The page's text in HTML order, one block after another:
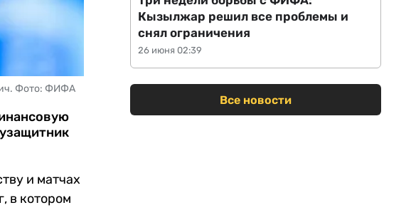
Фото: ФИФА
и матчах
в котором
26 июня 02:39
Кызылжар решил все проблемы и
снял ограничения
Все новости